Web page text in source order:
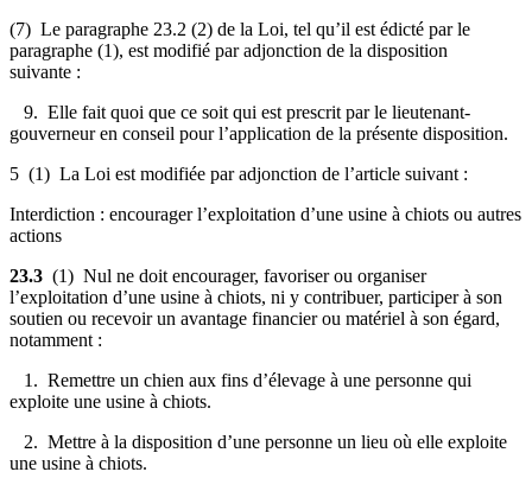
(7) Le paragraphe 23.2 (2) de la Loi, tel qu’il est édicté par le
paragraphe (1), est modifié par adjonction de la disposition
suivante :
9. Elle fait quoi que ce soit qui est prescrit par le lieutenant-
gouverneur en conseil pour l’application de la présente disposition.
5 (1) La Loi est modifiée par adjonction de l’article suivant :
Interdiction : encourager l’exploitation d’une usine à chiots ou autres
actions
23.3 (1) Nul ne doit encourager, favoriser ou organiser
l’exploitation d’une usine à chiots, ni y contribuer, participer à son
soutien ou recevoir un avantage financier ou matériel à son égard,
notamment :
1. Remettre un chien aux fins d’élevage à une personne qui
exploite une usine à chiots.
2. Mettre à la disposition d’une personne un lieu où elle exploite
une usine à chiots.